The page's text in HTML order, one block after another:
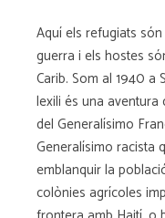
Aquí els refugiats
guerra i els hostes
Carib. Som al 1940
lexili és una
del Generalísimo
Generalísimo racista
emblanquir la
colònies agrícoles